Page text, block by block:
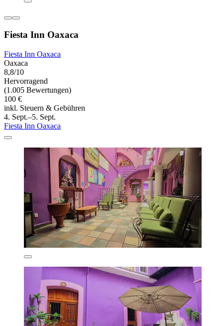
Fiesta Inn Oaxaca
Fiesta Inn Oaxaca
Oaxaca
8,8/10
Hervorragend
(1.005 Bewertungen)
100 €
inkl. Steuern & Gebühren
4. Sept.–5. Sept.
Fiesta Inn Oaxaca